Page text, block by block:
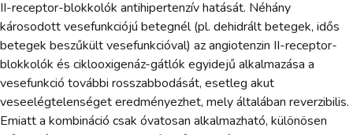
II-receptor-blokkolók antihipertenzív hatását. Néhány
károsodott vesefunkciójú betegnél (pl. dehidrált betegek, idős
betegek beszűkült vesefunkcióval) az angiotenzin II-receptor-
blokkolók és ciklooxigenáz-gátlók egyidejű alkalmazása a
vesefunkció további rosszabbodását, esetleg akut
veseelégtelenséget eredményezhet, mely általában reverzibilis.
Emiatt a kombináció csak óvatosan alkalmazható, különösen